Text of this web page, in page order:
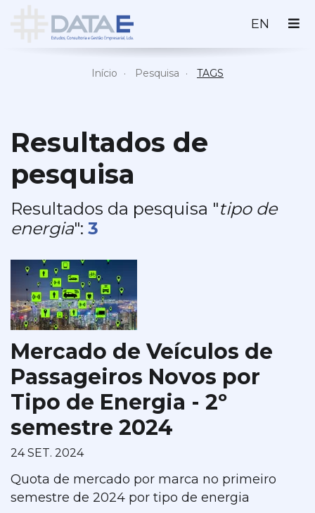
EN
Início Pesquisa TAGS
Resultados de
pesquisa
Resultados da pesquisa "tipo de
energia": 3
Mercado de Veículos de
Passageiros Novos por
Tipo de Energia - 2º
semestre 2024
24 SET. 2024
Quota de mercado por marca no primeiro
semestre de 2024 por tipo de energia